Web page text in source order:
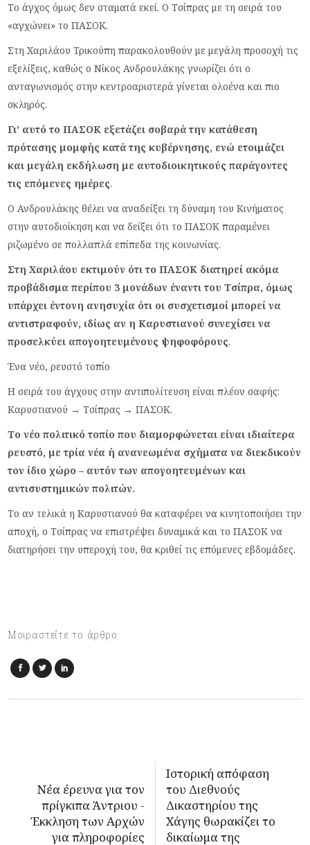
Το άγχος όμως δεν σταματά εκεί. Ο Τσίπρας με τη σειρά του
«αγχώνει» το ΠΑΣΟΚ.
Στη Χαριλάου Τρικούπη παρακολουθούν με μεγάλη προσοχή τις
εξελίξεις, καθώς ο Νίκος Ανδρουλάκης γνωρίζει ότι ο
ανταγωνισμός στην κεντροαριστερά γίνεται ολοένα και πιο
σκληρός.
Γι’ αυτό το ΠΑΣΟΚ εξετάζει σοβαρά την κατάθεση
πρότασης μομφής κατά της κυβέρνησης, ενώ ετοιμάζει
και μεγάλη εκδήλωση με αυτοδιοικητικούς παράγοντες
τις επόμενες ημέρες.
Ο Ανδρουλάκης θέλει να αναδείξει τη δύναμη του Κινήματος
στην αυτοδιοίκηση και να δείξει ότι το ΠΑΣΟΚ παραμένει
ριζωμένο σε πολλαπλά επίπεδα της κοινωνίας.
Στη Χαριλάου εκτιμούν ότι το ΠΑΣΟΚ διατηρεί ακόμα
προβάδισμα περίπου 3 μονάδων έναντι του Τσίπρα, όμως
υπάρχει έντονη ανησυχία ότι οι συσχετισμοί μπορεί να
αντιστραφούν, ιδίως αν η Καρυστιανού συνεχίσει να
προσελκύει απογοητευμένους ψηφοφόρους.
Ένα νέο, ρευστό τοπίο
Η σειρά του άγχους στην αντιπολίτευση είναι πλέον σαφής:
Καρυστιανού → Τσίπρας → ΠΑΣΟΚ.
Το νέο πολιτικό τοπίο που διαμορφώνεται είναι ιδιαίτερα
ρευστό, με τρία νέα ή ανανεωμένα σχήματα να διεκδικούν
τον ίδιο χώρο – αυτόν των απογοητευμένων και
αντισυστημικών πολιτών.
Το αν τελικά η Καρυστιανού θα καταφέρει να κινητοποιήσει την
αποχή, ο Τσίπρας να επιστρέψει δυναμικά και το ΠΑΣΟΚ να
διατηρήσει την υπεροχή του, θα κριθεί τις επόμενες εβδομάδες.
Μοιραστείτε το άρθρο
Νέα έρευνα για τον
πρίγκιπα Άντριου -
Έκκληση των Αρχών
για πληροφορίες
Ιστορική απόφαση
του Διεθνούς
Δικαστηρίου της
Χάγης θωρακίζει το
δικαίωμα της